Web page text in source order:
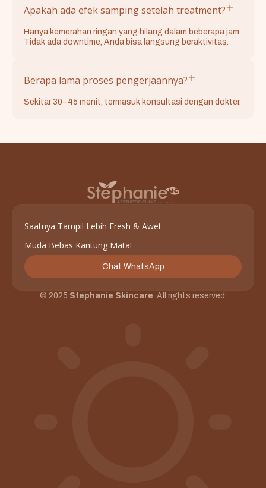
Apakah ada efek samping setelah treatment?
Hanya kemerahan ringan yang hilang dalam beberapa jam.
Tidak ada downtime, Anda bisa langsung beraktivitas.
Berapa lama proses pengerjaannya?
Sekitar 30–45 menit, termasuk konsultasi dengan dokter.
Saatnya Tampil Lebih Fresh & Awet
Muda Bebas Kantung Mata!
Chat WhatsApp
© 2025 Stephanie Skincare. All rights reserved.